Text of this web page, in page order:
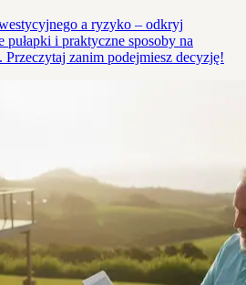
a ryzyko – odkryj
pułapki i praktyczne sposoby na
zanim podejmiesz decyzję!